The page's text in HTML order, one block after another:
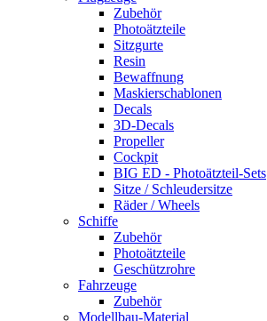
Zubehör
Photoätzteile
Sitzgurte
Resin
Bewaffnung
Maskierschablonen
Decals
3D-Decals
Propeller
Cockpit
BIG ED - Photoätzteil-Sets
Sitze / Schleudersitze
Räder / Wheels
Schiffe
Zubehör
Photoätzteile
Geschützrohre
Fahrzeuge
Zubehör
Modellbau-Material